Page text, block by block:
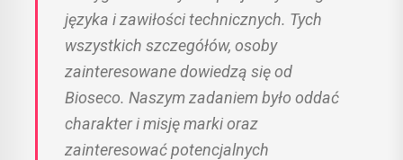
języka i zawiłości technicznych. Tych
wszystkich szczegółów, osoby
zainteresowane dowiedzą się od
Bioseco. Naszym zadaniem było oddać
charakter i misję marki oraz
zainteresować potencjalnych